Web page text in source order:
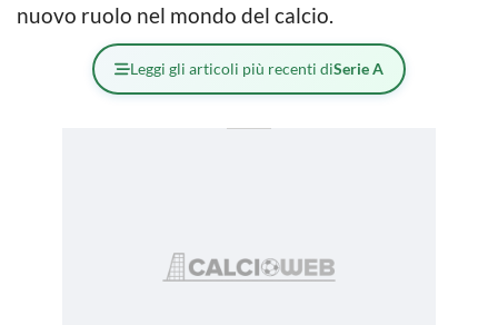
nuovo ruolo nel mondo del calcio.
Leggi gli articoli più recenti diSerie A